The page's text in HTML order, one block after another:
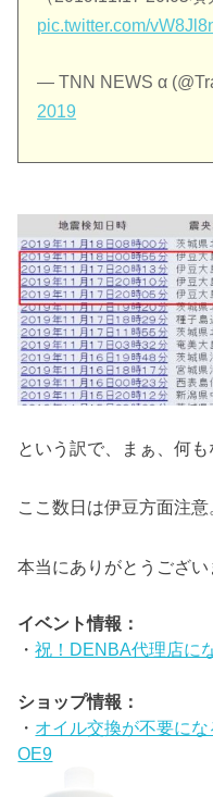
pic.twitter.com/
— TNN NEWS α
2019
という訳で、まぁ、何も
ここ数日は伊豆方面注意
本当にありがとうござい
イベント情報：
・祝！DENBA代理店に
ショップ情報：
・ オイル交換が不要に
OE9